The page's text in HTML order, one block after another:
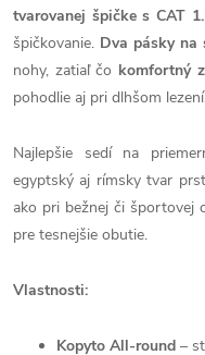
tvarovanej špičke s CAT
špičkovanie. Dva pásky na
nohy, zatiaľ čo komfortný
pohodlie aj pri dlhšom
Najlepšie sedí na
egyptský aj rímsky tvar
ako pri bežnej či športovej
pre tesnejšie obutie.
Vlastnosti:
Kopyto All-round –